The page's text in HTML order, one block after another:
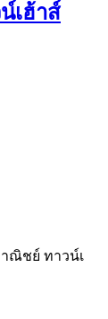
เฮ้าส์
ณิชย์ ทาวน์เ